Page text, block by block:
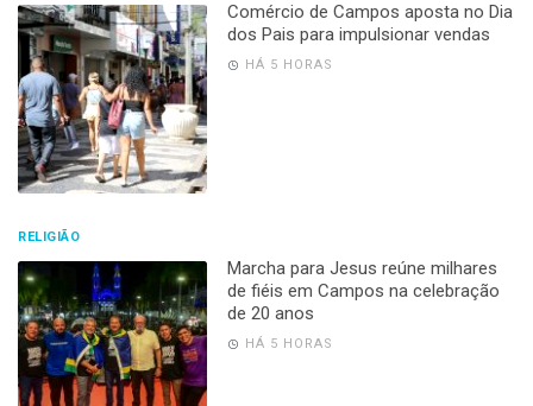
Comércio de Campos aposta no Dia
dos Pais para impulsionar vendas
HÁ 5 HORAS
RELIGIÃO
Marcha para Jesus reúne milhares
de fiéis em Campos na celebração
de 20 anos
HÁ 5 HORAS